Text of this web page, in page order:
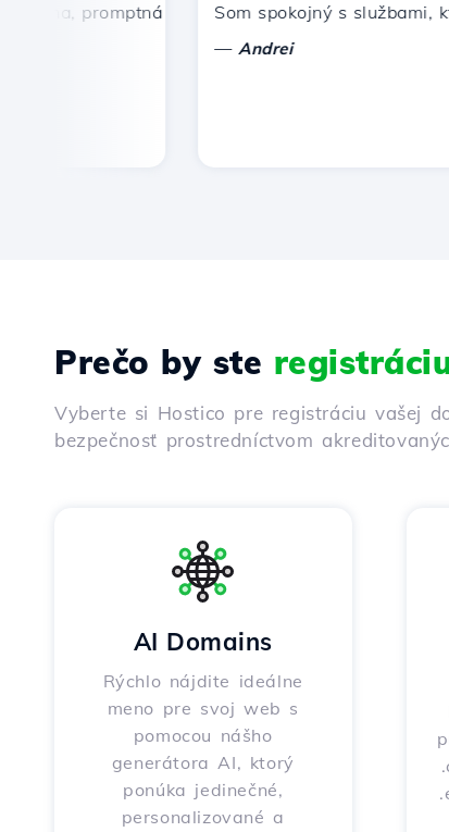
promptná a efektívna technická podpora.
Som spokojný s službami,
Andrei
Prečo by ste
Vyberte si Hostico pre registráciu vašej
bezpečnosť prostredníctvom
AI Domains
Rýchlo nájdite ideálne
meno pre svoj web s
pomocou nášho
generátora AI, ktorý
ponúka jedinečné,
personalizované a